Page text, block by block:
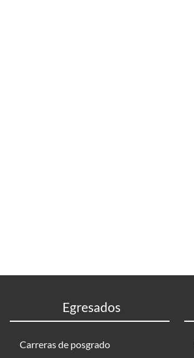
Egresados
Carreras de posgrado